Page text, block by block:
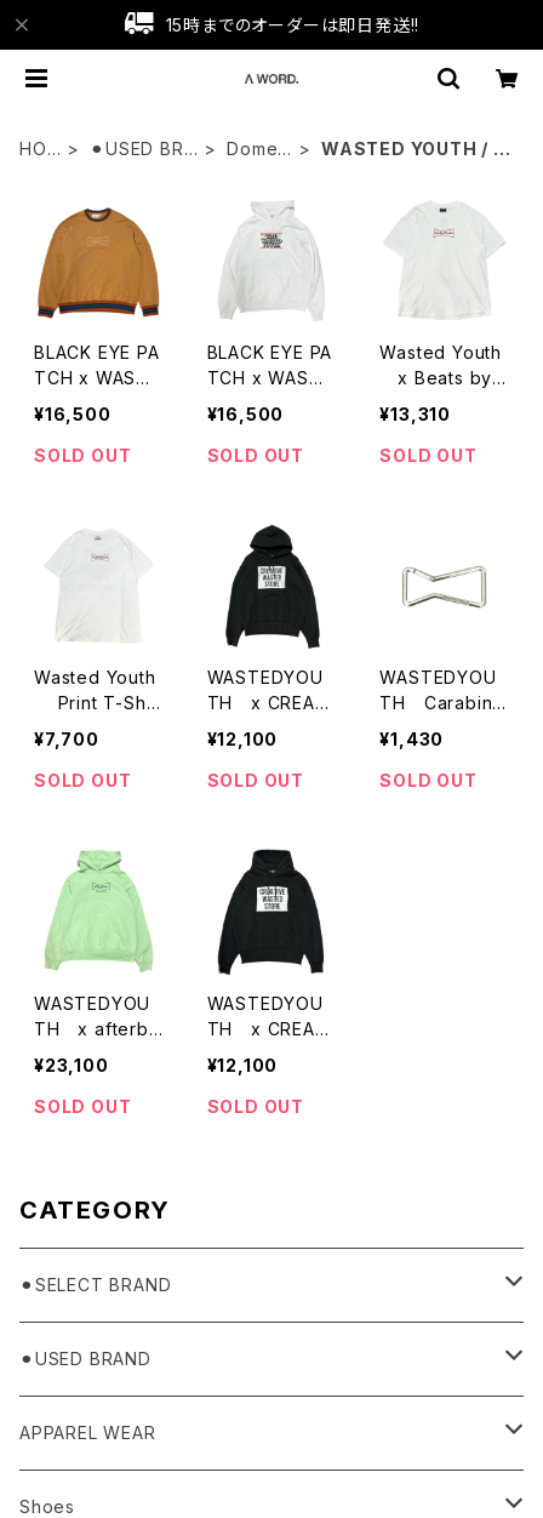
15時までのオーダーは即日発送!!
HO
⚫︎USED BRA
Domest
WASTED YOUTH / V
BLACK EYE PA
TCH x WASTE
D YOUTH STI
TCH LOGO S
WEAT
¥16,500
SOLD OUT
BLACK EYE PA
TCH x WASTE
D YOUTH プル
オーバーパーカ
ー
¥16,500
SOLD OUT
Wasted Youth
x Beats by
Dr.Dre Print T-
Shirts
¥13,310
SOLD OUT
Wasted Youth
Print T-Shir
ts
¥7,700
SOLD OUT
WASTEDYOU
TH x CREATI
VE DRUG STO
RE Print Hoodi
e
¥12,100
SOLD OUT
WASTEDYOU
TH Carabine
r
¥1,430
SOLD OUT
WASTEDYOU
TH x afterba
se Print Hoodi
¥23,100
SOLD OUT
WASTEDYOU
TH x CREATI
VE DRUG STO
RE Print Hoodi
e
¥12,100
SOLD OUT
CATEGORY
⚫︎SELECT BRAND
BASICKS
HUMMEL 00
⚫︎USED BRAND
Domestic
Ancellm
Import
APPAREL WEAR
TOPS
Shoes